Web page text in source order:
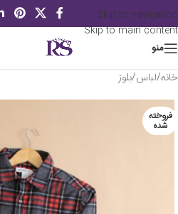
Skip to navigation
Skip to main content
منو
خانه/لباس/بلوز
فروخته
شده